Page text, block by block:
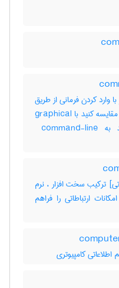
وارد کردن فرمانی از طریق
کنسول ، عملیات را در آن آغاز میکند مقایسه کنید با ‎graphical
user interface نیز نگاه کنید به ‎ command-line
ترکیب سخت افزار ، نرم
ارتباطاتی را فراهم
کامپیوتری